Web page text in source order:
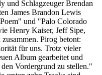
und Schlagzeuger Brendan
James Brandon Lewis
und "Palo Colorado
Henry Kaiser, Jeff Sipe,
Pirog betont:
für uns. Trotz vieler
Album gearbeitet und
Vordergrund zu stellen."